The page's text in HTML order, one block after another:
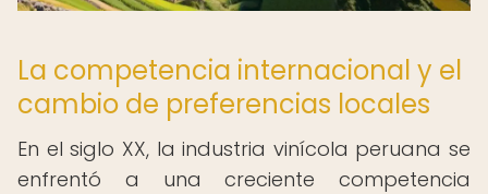
La competencia internacional y el
cambio de preferencias locales
En el siglo XX, la industria vinícola peruana se
enfrentó a una creciente competencia